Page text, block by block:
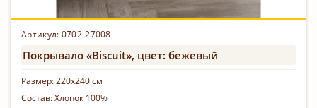
Артикул: 0702-27008
Покрывало «Biscuit», цвет: бежевый
Размер:220х240 см
Состав:Хлопок 100%